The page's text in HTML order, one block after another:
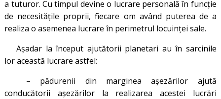
a tuturor. Cu timpul devine o lucrare personală în funcție
de necesitățile proprii, fiecare om având puterea de a
realiza o asemenea lucrare în perimetrul locuinței sale.
Așadar la început ajutătorii planetari au în sarcinile
lor această lucrare astfel:
– pădurenii din marginea așezărilor ajută
conducătorii așezărilor la realizarea acestei lucrări